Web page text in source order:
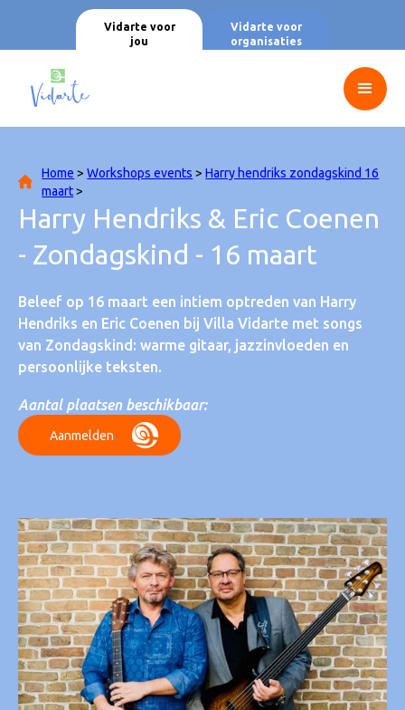
Vidarte voor
jou
Vidarte voor
organisaties
Home >Workshops events >Harry hendriks zondagskind 16
maart>
Harry Hendriks & Eric Coenen
- Zondagskind - 16 maart
Beleef op 16 maart een intiem optreden van Harry
Hendriks en Eric Coenen bij Villa Vidarte met songs
van Zondagskind: warme gitaar, jazzinvloeden en
persoonlijke teksten.
Aantal plaatsen beschikbaar:
Aanmelden